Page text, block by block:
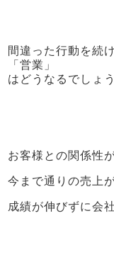
間違った行動を続
「営業」
はどうなるでしょ
お客様との関係性
今まで通りの売上
成績が伸びずに会